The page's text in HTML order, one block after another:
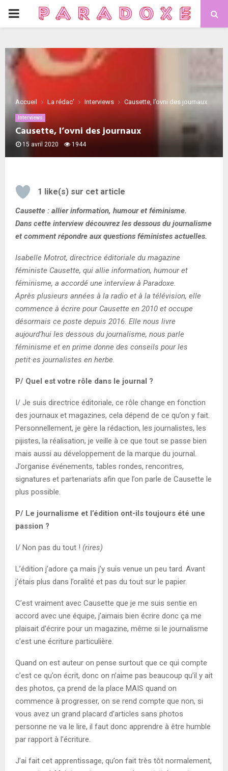
PRIMARY
Accueil La rédac' Interviews Causette, l’ovni des journaux
Interviews
Causette, l’ovni des journaux
15 avril 2020 1944
1 like(s) sur cet article
Causette : allier information, humour et féminisme.
Dans cette interview découvrez les dessous du journalisme
et comment répondre aux questions féministes actuelles.
Isabelle Motrot, directrice éditoriale du magazine
féministe Causette, qui allie information, humour et
féminisme, a accordé une interview à Paradoxe.
Après plusieurs années à la radio et à la télévision, elle
commence à écrire pour Causette en 2010 et occupe
désormais ce poste depuis 2016. Elle nous livre
aujourd’hui les dessous du journalisme, nous parle
féminisme et en prime donne des conseils pour les
petit·es journalistes en herbe.
P/ Quel est votre rôle dans le journal ?
I/ Je suis directrice éditoriale, ce rôle change en fonction
des journaux et magazines, cela dépend de ce qu’on y fait.
Personnellement, je gère la rédaction, les journalistes, les
pijistes, la réalisation, je veille à ce que tout se passe bien
mais aussi au développement de la marque du journal.
J’organise événements, tables rondes, rencontres,
signatures et partenariats afin que l’on parle de Causette le
plus possible.
P/ Le journalisme et l’édition ont-ils toujours été une
passion ?
I/ Non pas du tout ! (rires)
L’édition j’adore ça mais j’y suis venue un peu tard. Avant
j’étais plus dans l’oralité et pas du tout sur le papier.
C’est vraiment avec Causette que je me suis sentie en
accord avec une équipe, j’aimais bien écrire donc ça me
plaisait d’écrire pour un magazine, même si le journalisme
c’est une écriture particulière.
Quand on est auteur on pense surtout que ce qui compte
c’est ce qu’on écrit, donc on n’aime pas beaucoup qu’il y ait
des photos, ça prend de la place MAIS quand on
commence à progresser, on se rend compte que non, si
vous avez un grand placard d’articles sans photos
personne ne va le lire, il faut donc apprendre à être humble
par rapport à l’écriture.
J’ai fait cet apprentissage, qu’on fait très tôt normalement,